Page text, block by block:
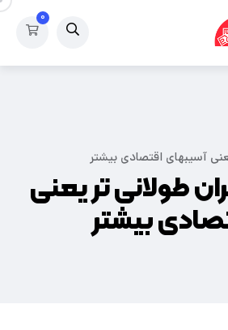
۰
آسیبهای اقتصادی بیشتر
طولانی تر یعنی
بیشتر